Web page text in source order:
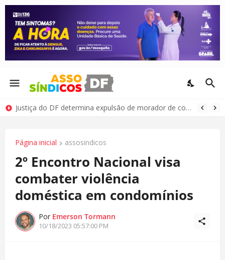
Justiça do DF determina expulsão de morador de condomínio por comportamento antissocial
Página inicial assosindicos
2º Encontro Nacional visa
combater violência
doméstica em condomínios
Por Emerson Tormann
10/18/2023 05:57:00 PM